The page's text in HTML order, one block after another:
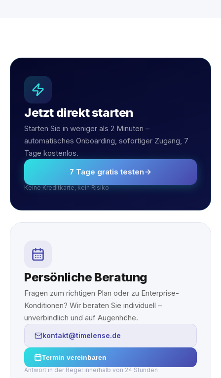
angerechnet.
Jetzt direkt starten
Starten Sie in weniger als 2 Minuten –
automatisches Onboarding, sofortiger Zugang, 7
Tage kostenlos.
7 Tage gratis testen
Keine Kreditkarte, kein Risiko
Persönliche Beratung
Fragen zum richtigen Plan oder zu Enterprise-
Konditionen? Wir beraten Sie individuell –
unverbindlich und auf Augenhöhe.
kontakt@timelense.de
Termin vereinbaren
Antwort in der Regel innerhalb von 24 Stunden